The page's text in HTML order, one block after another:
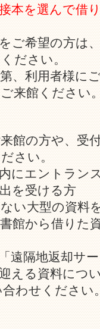
本を選んで借
希望の方は
ださい。
利用者様に
来館ください
館の方や、受
さい。
にエントラン
を受ける方
大型の資料
から借りた資
隔地返却サー
える資料につ
わせください